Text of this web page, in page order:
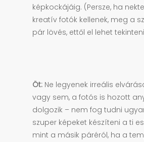
képkockájáig. (Persze, ha
kreatív fotók kellenek, meg a
pár lövés, ettől el lehet
Öt: Ne legyenek irreális
vagy sem, a fotós is hozott
dolgozik – nem fog tudni
szuper képeket készíteni a ti
mint a másik páréról, ha a